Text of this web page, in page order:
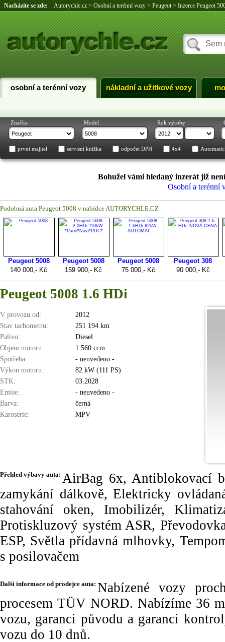
Nacházíte se zde: Autorychle.cz > Osobní a terénní vozy > Peugeot> Inzerce Peugeot
osobní a terénní vozy nákladní a užitkové vozy
Značka Model Rok výroby
první majitel servisní knížka odpočet DPH 4x4
Bohužel vámi hledaný inzerát již
Osobní a terénní
Podobná auta Peugeot 5008 v nabídce AUTORYCHLE.CZ
Peugeot 5008 1.6 HDi
V provozu od:
2012
Stav tachometru:
251 194 km
Palivo:
Diesel
Objem motoru:
1 560 ccm
Spotřeba:
- neuvedeno -
Výkon motoru:
82 kW (111 PS)
STK:
03.2028
Emise:
- neuvedeno -
Barva:
černá
Karoserie:
MPV
Přehled výbavy auta: AirBag 6x, Antiblokovací
zamykání dálkově, Elektricky
stahování oken, Imobilizér,
Protiskluzový systém ASR,
ESP, Světla přídavná mlhovky,
s posilovačem
Další informace od prodejce auta: Nabízené vozy
procesem TÜV NORD. Nabízíme 36
vozu, garanci původu a garanci
vozu do 10 dnů.